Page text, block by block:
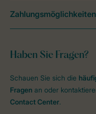
Haben Sie Fragen?
Schauen Sie sich die
Fragen an oder
Contact Center.
Zahlungsmöglichkeiten